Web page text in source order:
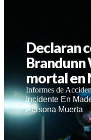
Declaran
Brandunn
mortal en
Informes de
Incidente En
Persona Muerta